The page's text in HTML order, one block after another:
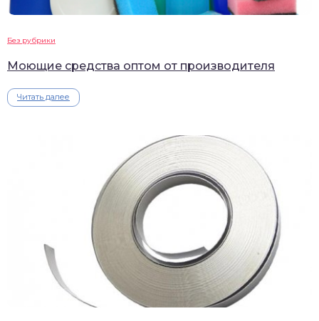
Без рубрики
Моющие средства оптом от производителя
Читать далее